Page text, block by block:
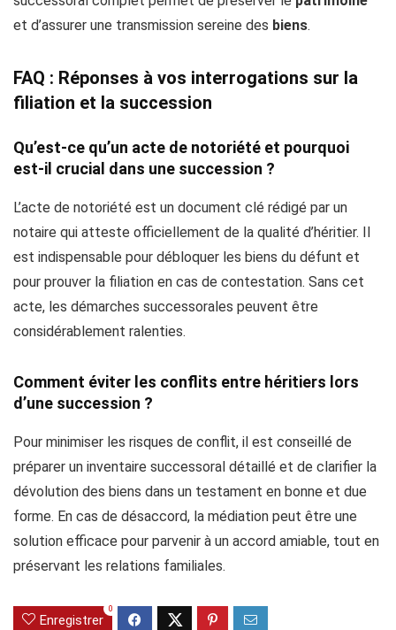
et d’assurer une transmission sereine des biens.
FAQ : Réponses à vos interrogations sur la
filiation et la succession
Qu’est-ce qu’un acte de notoriété et pourquoi
est-il crucial dans une succession ?
L’acte de notoriété est un document clé rédigé par un
notaire qui atteste officiellement de la qualité d’héritier. Il
est indispensable pour débloquer les biens du défunt et
pour prouver la filiation en cas de contestation. Sans cet
acte, les démarches successorales peuvent être
considérablement ralenties.
Comment éviter les conflits entre héritiers lors
d’une succession ?
Pour minimiser les risques de conflit, il est conseillé de
préparer un inventaire successoral détaillé et de clarifier la
dévolution des biens dans un testament en bonne et due
forme. En cas de désaccord, la médiation peut être une
solution efficace pour parvenir à un accord amiable, tout en
préservant les relations familiales.
Enregistrer
0